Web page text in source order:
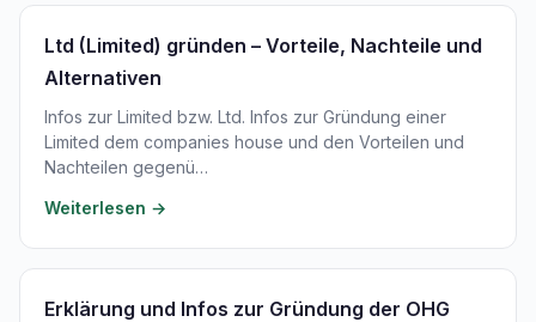
Ltd (Limited) gründen – Vorteile, Nachteile und
Alternativen
Infos zur Limited bzw. Ltd. Infos zur Gründung einer
Limited dem companies house und den Vorteilen und
Nachteilen gegenü…
Weiterlesen →
Erklärung und Infos zur Gründung der OHG